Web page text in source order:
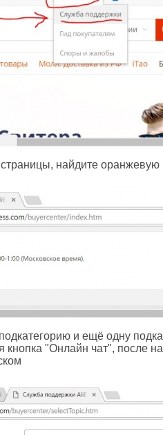
найдите
и ещё одну
"Онлайн чат", после